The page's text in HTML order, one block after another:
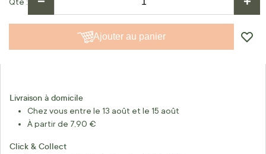
Ajouter au panier
Livraison à domicile
Chez vous entre le 13 août et le 15 août
À partir de 7,90 €
Click & Collect